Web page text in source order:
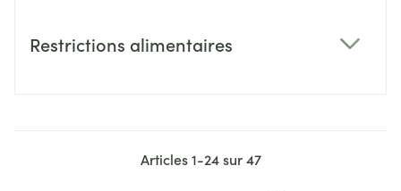
Restrictions alimentaires
Articles1-24sur47